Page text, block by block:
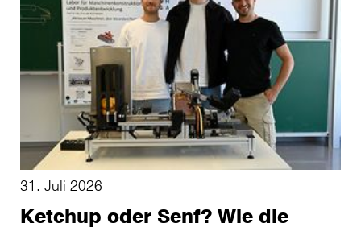
31. Juli 2026
Ketchup oder Senf? Wie die